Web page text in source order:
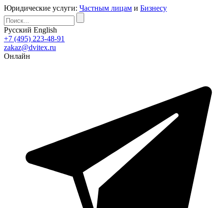
Юридические услуги: Частным лицам и Бизнесу
Русский English
+7 (495) 223-48-91
zakaz@dvitex.ru
Онлайн